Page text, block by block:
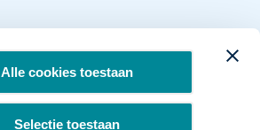
Alle cookies toestaan
Selectie toestaan